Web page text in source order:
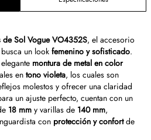
de Sol Vogue VO4352S, el accesorio
un look femenino y sofisticado.
montura de metal en color
en tono violeta, los cuales son
molestos y ofrecer una claridad
un ajuste perfecto, cuentan con un
18 mm y varillas de 140 mm,
con protección y confortde